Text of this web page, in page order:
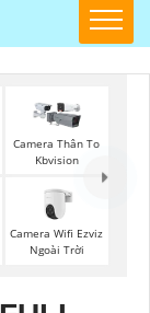
Camera Thân To
Kbvision
Camera Wifi Ezviz
Ngoài Trời